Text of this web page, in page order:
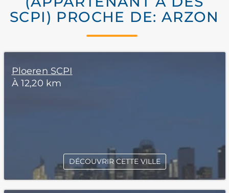
SCPI) PROCHE DE: ARZON
Ploeren SCPI
À 12,20 km
DÉCOUVRIR CETTE VILLE